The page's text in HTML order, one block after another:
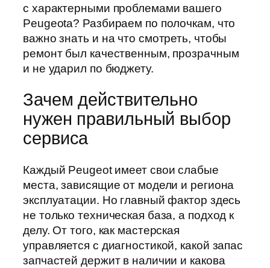
с характерными проблемами вашего
Peugeota? Разбираем по полочкам, что
важно знать и на что смотреть, чтобы
ремонт был качественным, прозрачным
и не ударил по бюджету.
Зачем действительно
нужен правильный выбор
сервиса
Каждый Peugeot имеет свои слабые
места, зависящие от модели и региона
эксплуатации. Но главный фактор здесь
не только техническая база, а подход к
делу. От того, как мастерская
управляется с диагностикой, какой запас
запчастей держит в наличии и какова